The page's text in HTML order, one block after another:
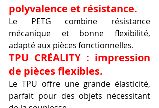
polyvalence et résistance.
Le PETG combine résistance
mécanique et bonne flexibilité,
adapté aux pièces fonctionnelles.
TPU CRÉALITY : impression
de pièces flexibles.
Le TPU offre une grande élasticité,
parfait pour des objets nécessitant